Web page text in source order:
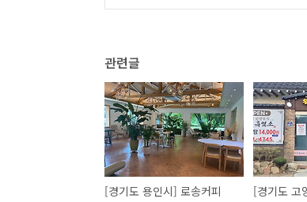
관련글
[경기도 용인시] 로송커피